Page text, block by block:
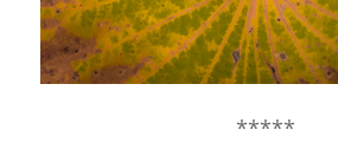
*****